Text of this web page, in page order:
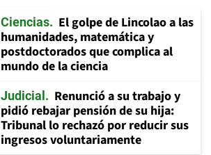
Ciencias
El golpe de Lincolao a las
humanidades, matemática y
postdoctorados que complica al
mundo de la ciencia
Judicial
Renunció a su trabajo y
pidió rebajar pensión de su hija:
Tribunal lo rechazó por reducir sus
ingresos voluntariamente